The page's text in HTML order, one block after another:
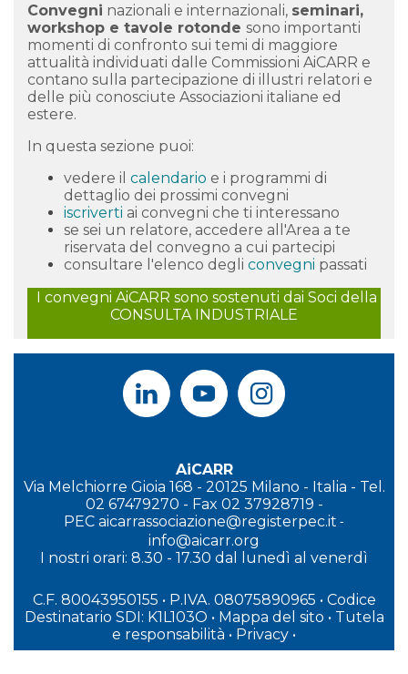
Convegni nazionali e internazionali, seminari,
workshop e tavole rotonde sono importanti
momenti di confronto sui temi di maggiore
attualità individuati dalle Commissioni AiCARR e
contano sulla partecipazione di illustri relatori e
delle più conosciute Associazioni italiane ed
estere.
In questa sezione puoi:
vedere il calendario e i programmi di
dettaglio dei prossimi convegni
iscriverti ai convegni che ti interessano
se sei un relatore, accedere all'Area a te
riservata del convegno a cui partecipi
consultare l'elenco degli convegni passati
I convegni AiCARR sono sostenuti dai Soci della
CONSULTA INDUSTRIALE
AiCARR
Via Melchiorre Gioia 168 - 20125 Milano - Italia - Tel.
02 67479270 - Fax 02 37928719 -
PEC aicarrassociazione@registerpec.it -
info@aicarr.org
I nostri orari: 8.30 - 17.30 dal lunedì al venerdì
C.F. 80043950155 • P.IVA. 08075890965 • Codice
Destinatario SDI: K1L103O • Mappa del sito • Tutela
e responsabilità • Privacy •